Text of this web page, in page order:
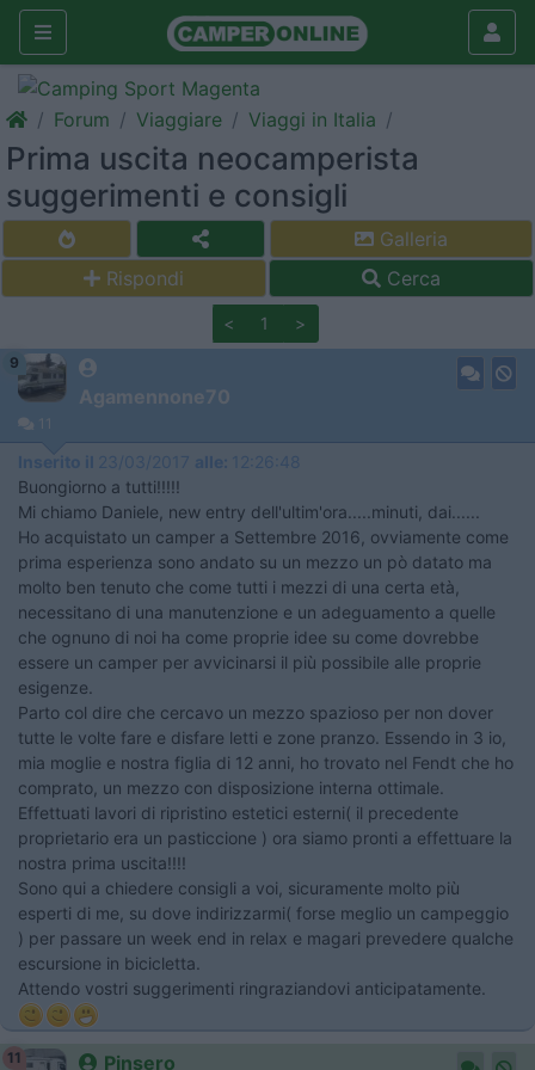
Forum Viaggiare Viaggi in Italia
Prima uscita neocamperista
suggerimenti e consigli
Galleria
Rispondi
Cerca
< 1 >
9
Agamennone70
11
Inserito il 23/03/2017 alle: 12:26:48
Buongiorno a tutti!!!!!
Mi chiamo Daniele, new entry dell'ultim'ora.....minuti, dai......
Ho acquistato un camper a Settembre 2016, ovviamente come
prima esperienza sono andato su un mezzo un pò datato ma
molto ben tenuto che come tutti i mezzi di una certa età,
necessitano di una manutenzione e un adeguamento a quelle
che ognuno di noi ha come proprie idee su come dovrebbe
essere un camper per avvicinarsi il più possibile alle proprie
esigenze.
Parto col dire che cercavo un mezzo spazioso per non dover
tutte le volte fare e disfare letti e zone pranzo. Essendo in 3 io,
mia moglie e nostra figlia di 12 anni, ho trovato nel Fendt che ho
comprato, un mezzo con disposizione interna ottimale.
Effettuati lavori di ripristino estetici esterni( il precedente
proprietario era un pasticcione ) ora siamo pronti a effettuare la
nostra prima uscita!!!!
Sono qui a chiedere consigli a voi, sicuramente molto più
esperti di me, su dove indirizzarmi( forse meglio un campeggio
) per passare un week end in relax e magari prevedere qualche
escursione in bicicletta.
Attendo vostri suggerimenti ringraziandovi anticipatamente.
11 Pinsero